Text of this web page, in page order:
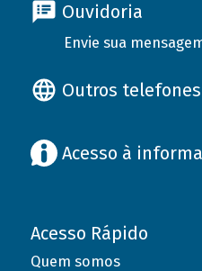
Ouvidoria
Envie sua
Outros
Acesso à
Acesso Rápido
Quem somos